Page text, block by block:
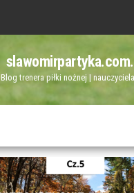
Blog trenera piłki nożnej |